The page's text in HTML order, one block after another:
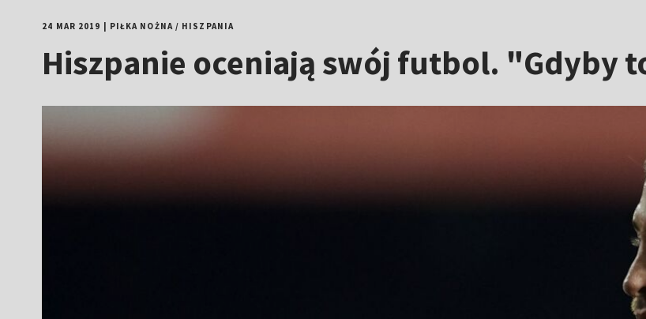
24 MAR 2019 PIŁKA NOŻNA/ HISZPANIA
Hiszpanie oceniają swój futbol. "Gdyby